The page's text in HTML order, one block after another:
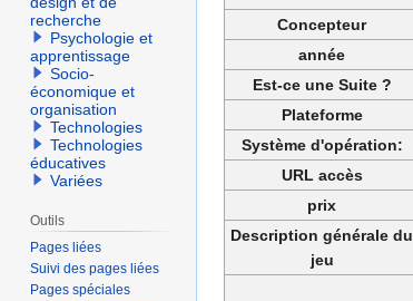
Concepteur
année
Est-ce une Suite ?
Plateforme
Système d'opération:
URL accès
prix
Description générale du
jeu
recherche
Psychologie et
apprentissage
Socio-
économique et
organisation
Technologies
Technologies
éducatives
Variées
Outils
Pages liées
Suivi des pages liées
Pages spéciales